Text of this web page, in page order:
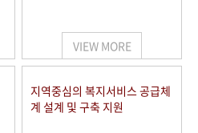
VIEW MORE
지역중심의 복지서비스 공급체
계 설계 및 구축 지원